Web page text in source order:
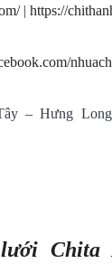
| https://
– Hưng
Chita